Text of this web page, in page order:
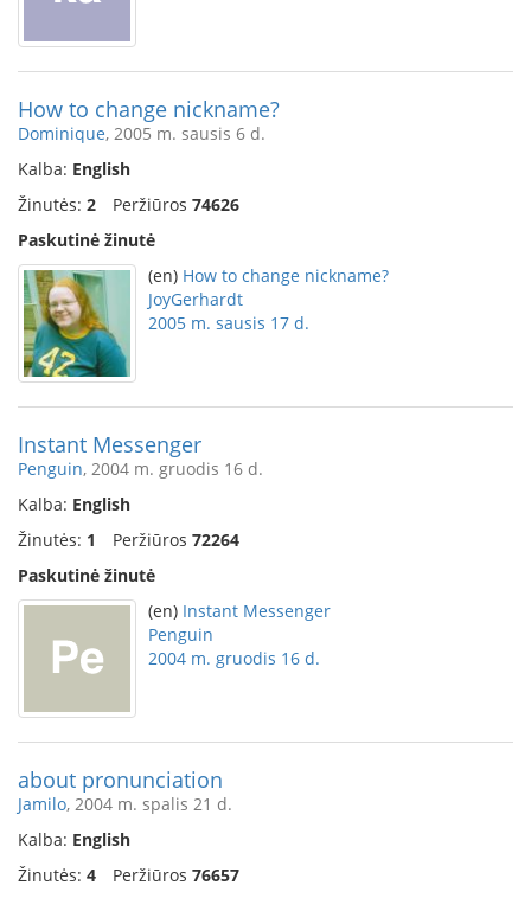
How to change nickname?
Dominique, 2005 m. sausis 6 d.
Kalba: English
Žinutės: 2 Peržiūros 74626
Paskutinė žinutė
(en) How to change nickname?
JoyGerhardt
2005 m. sausis 17 d.
Instant Messenger
Penguin, 2004 m. gruodis 16 d.
Kalba: English
Žinutės: 1 Peržiūros 72264
Paskutinė žinutė
(en) Instant Messenger
Penguin
2004 m. gruodis 16 d.
about pronunciation
Jamilo, 2004 m. spalis 21 d.
Kalba: English
Žinutės: 4 Peržiūros 76657